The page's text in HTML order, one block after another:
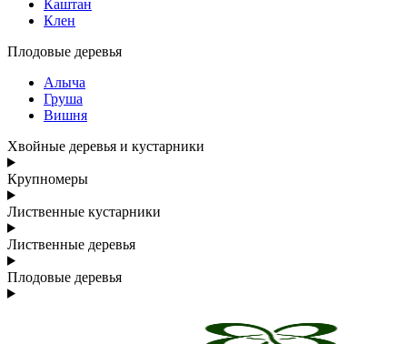
Каштан
Клен
Плодовые деревья
Алыча
Груша
Вишня
Хвойные деревья и кустарники
Крупномеры
Лиственные кустарники
Лиственные деревья
Плодовые деревья